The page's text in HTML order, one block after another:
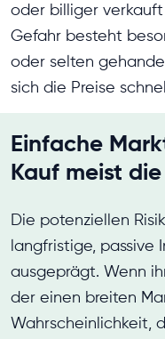
oder billiger
Gefahr besteht
oder selten
sich die Preise
Einfache
Kauf meist
Die potenziellen
langfristige, passive
ausgeprägt. Wenn
der einen breiten
Wahrscheinlichkeit,